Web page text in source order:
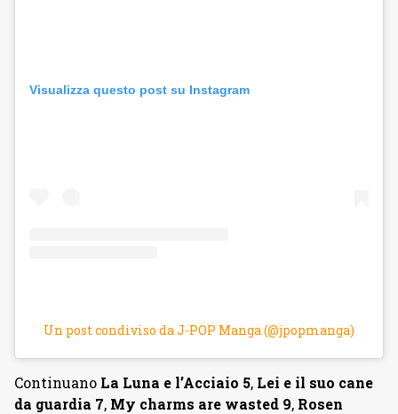
Visualizza questo post su Instagram
Un post condiviso da J-POP Manga (@jpopmanga)
Continuano La Luna e l’Acciaio 5, Lei e il suo cane
da guardia 7, My charms are wasted 9, Rosen